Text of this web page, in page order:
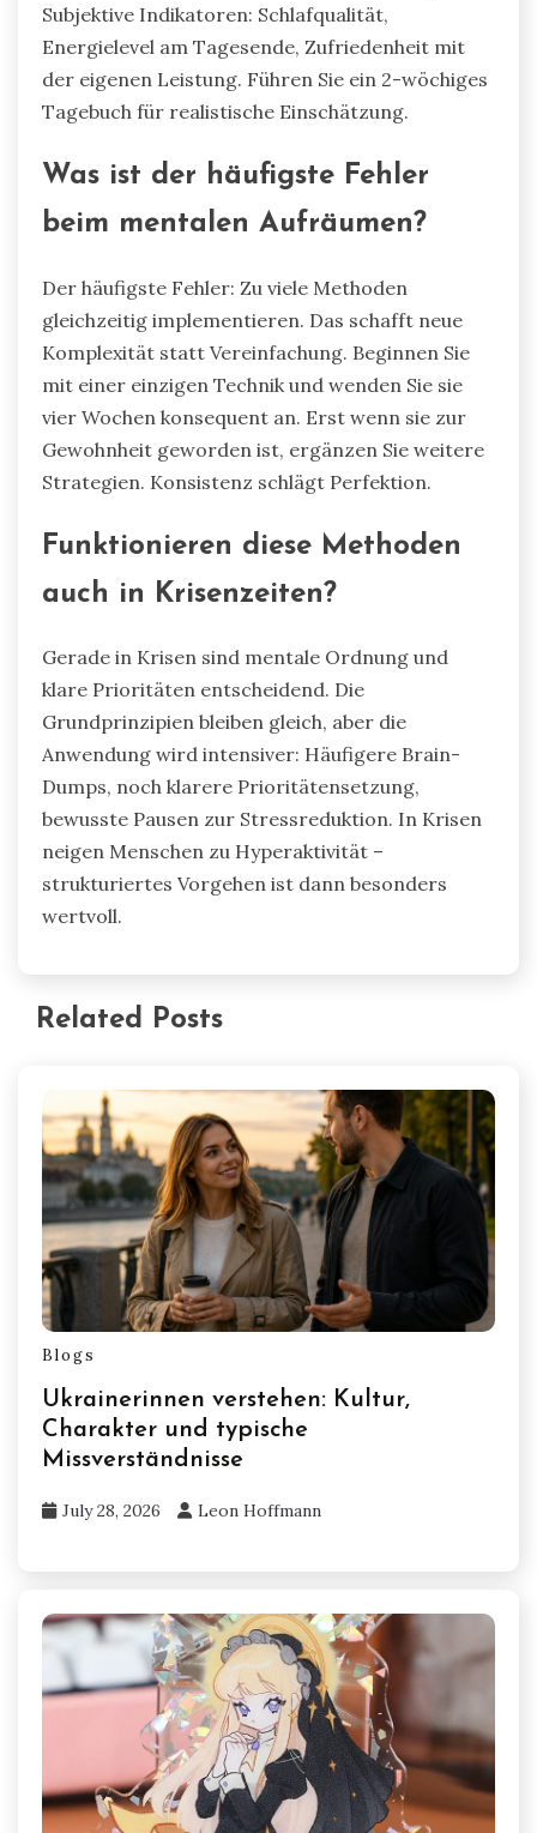
Subjektive Indikatoren: Schlafqualität,
Energielevel am Tagesende, Zufriedenheit mit
der eigenen Leistung. Führen Sie ein 2-wöchiges
Tagebuch für realistische Einschätzung.
Was ist der häufigste Fehler
beim mentalen Aufräumen?
Der häufigste Fehler: Zu viele Methoden
gleichzeitig implementieren. Das schafft neue
Komplexität statt Vereinfachung. Beginnen Sie
mit einer einzigen Technik und wenden Sie sie
vier Wochen konsequent an. Erst wenn sie zur
Gewohnheit geworden ist, ergänzen Sie weitere
Strategien. Konsistenz schlägt Perfektion.
Funktionieren diese Methoden
auch in Krisenzeiten?
Gerade in Krisen sind mentale Ordnung und
klare Prioritäten entscheidend. Die
Grundprinzipien bleiben gleich, aber die
Anwendung wird intensiver: Häufigere Brain-
Dumps, noch klarere Prioritätensetzung,
bewusste Pausen zur Stressreduktion. In Krisen
neigen Menschen zu Hyperaktivität –
strukturiertes Vorgehen ist dann besonders
wertvoll.
Related Posts
Blogs
Ukrainerinnen verstehen: Kultur,
Charakter und typische
Missverständnisse
July 28, 2026 Leon Hoffmann